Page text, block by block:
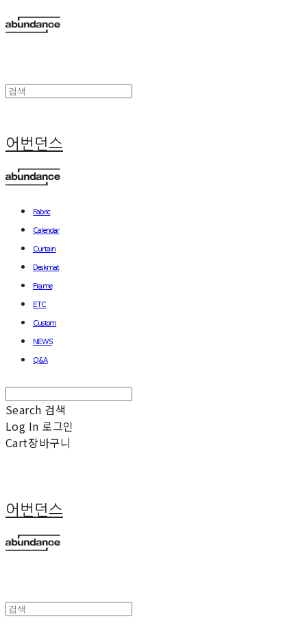
어번던스
Fabric
Calendar
Curtain
Deskmat
Frame
ETC
Custom
NEWS
Q&A
Search 검색
Log In 로그인
Cart장바구니
어번던스